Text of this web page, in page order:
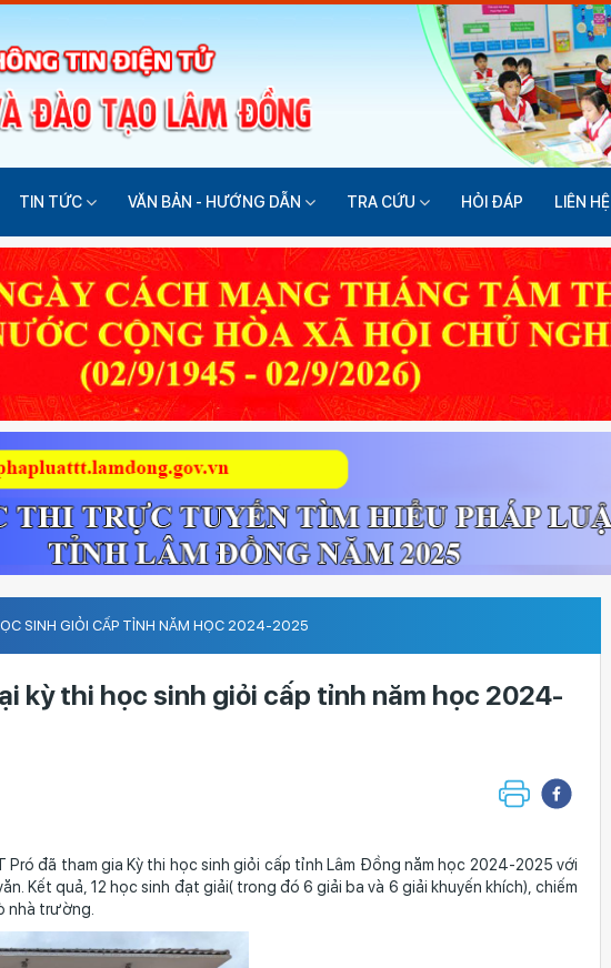
TIN TỨC VĂN BẢN - HƯỚNG DẪN TRA CỨU HỎI ĐÁP LIÊN HỆ
SINH GIỎI CẤP TỈNH NĂM HỌC 2024-2025
kỳ thi học sinh giỏi cấp tỉnh năm học 2024-
tham gia Kỳ thi học sinh giỏi cấp tỉnh Lâm Đồng năm học 2024-2025 với
Kết quả, 12 học sinh đạt giải( trong đó 6 giải ba và 6 giải khuyến khích), chiếm
nhà trường.